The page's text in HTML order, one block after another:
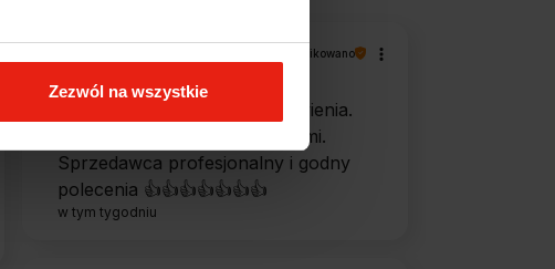
Zezwól na wszystkie
zweryfikowano
Ekspresowa realizacja zamówienia.
Towar zgodny z oczekiwaniami.
Sprzedawca profesjonalny i godny
polecenia 👍️👍️👍️👍️👍️👍️👍️
w tym tygodniu